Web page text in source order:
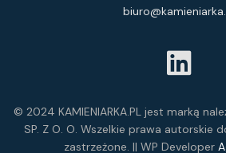
© 2024 KAMIENIARKA.PL jest marką
SP. Z O. O. Wszelkie prawa autorskie
zastrzeżone. || WP Developer